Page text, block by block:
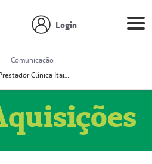
Login
Comunicação
Prestador Clínica Itaipú Ltda (51004348-2)